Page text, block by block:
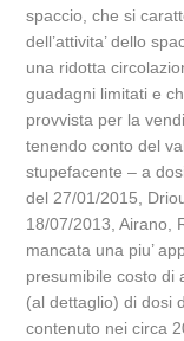
spaccio, che si
dell’attivita’ dello
una ridotta
guadagni limitati e
provvista per la
tenendo conto del
stupefacente – a
del 27/01/2015,
18/07/2013, Airano,
mancata una piu’
presumibile costo di
(al dettaglio) di dosi
contenuto nei circa